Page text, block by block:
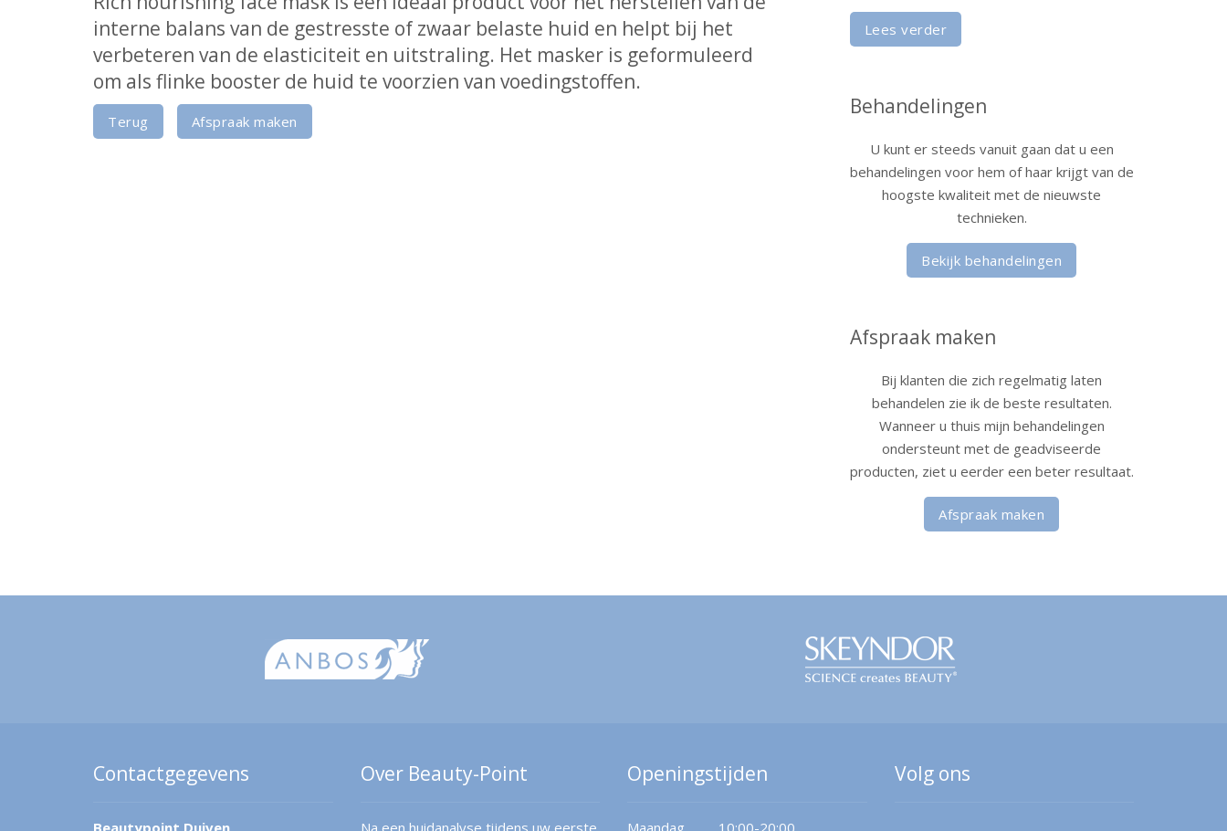
interne balans van de gestresste of zwaar belaste huid en helpt bij het
verbeteren van de elasticiteit en uitstraling. Het masker is geformuleerd
om als flinke booster de huid te voorzien van voedingstoffen.
Terug Afspraak maken
Lees verder
Behandelingen
U kunt er steeds vanuit gaan dat u een
behandelingen voor hem of haar krijgt van de
hoogste kwaliteit met de nieuwste
technieken.
Bekijk behandelingen
Afspraak maken
Bij klanten die zich regelmatig laten
behandelen zie ik de beste resultaten.
Wanneer u thuis mijn behandelingen
ondersteunt met de geadviseerde
producten, ziet u eerder een beter resultaat.
Afspraak maken
Contactgegevens
Beautypoint Duiven
Over Beauty-Point
Na een huidanalyse tijdens uw eerste
Openingstijden
Maandag 10:00-20:00
Volg ons